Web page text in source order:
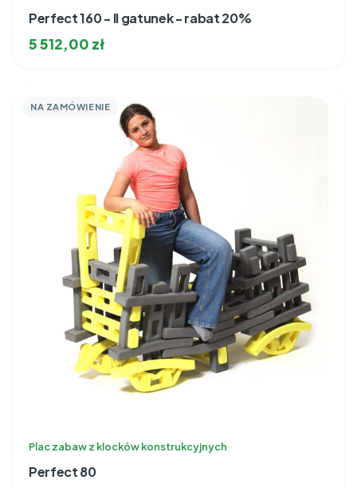
Perfect 160 - II gatunek - rabat 20%
5 512,00 zł
NA ZAMÓWIENIE
Plac zabaw z klocków konstrukcyjnych
Perfect 80